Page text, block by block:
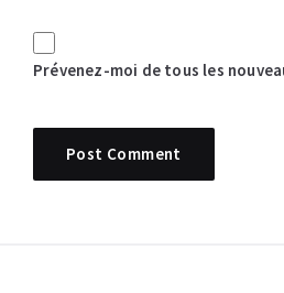
Prévenez-moi de tous les